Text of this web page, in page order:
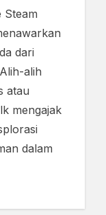
Steam
dari
alih
atau
mengajak
dalam